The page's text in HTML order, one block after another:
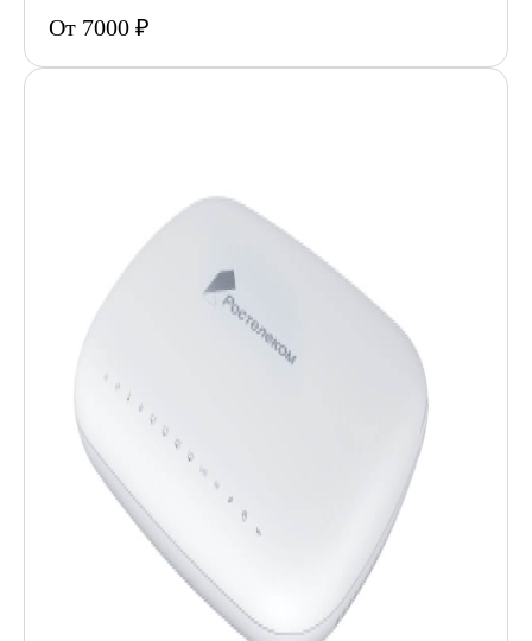
От 7000 ₽